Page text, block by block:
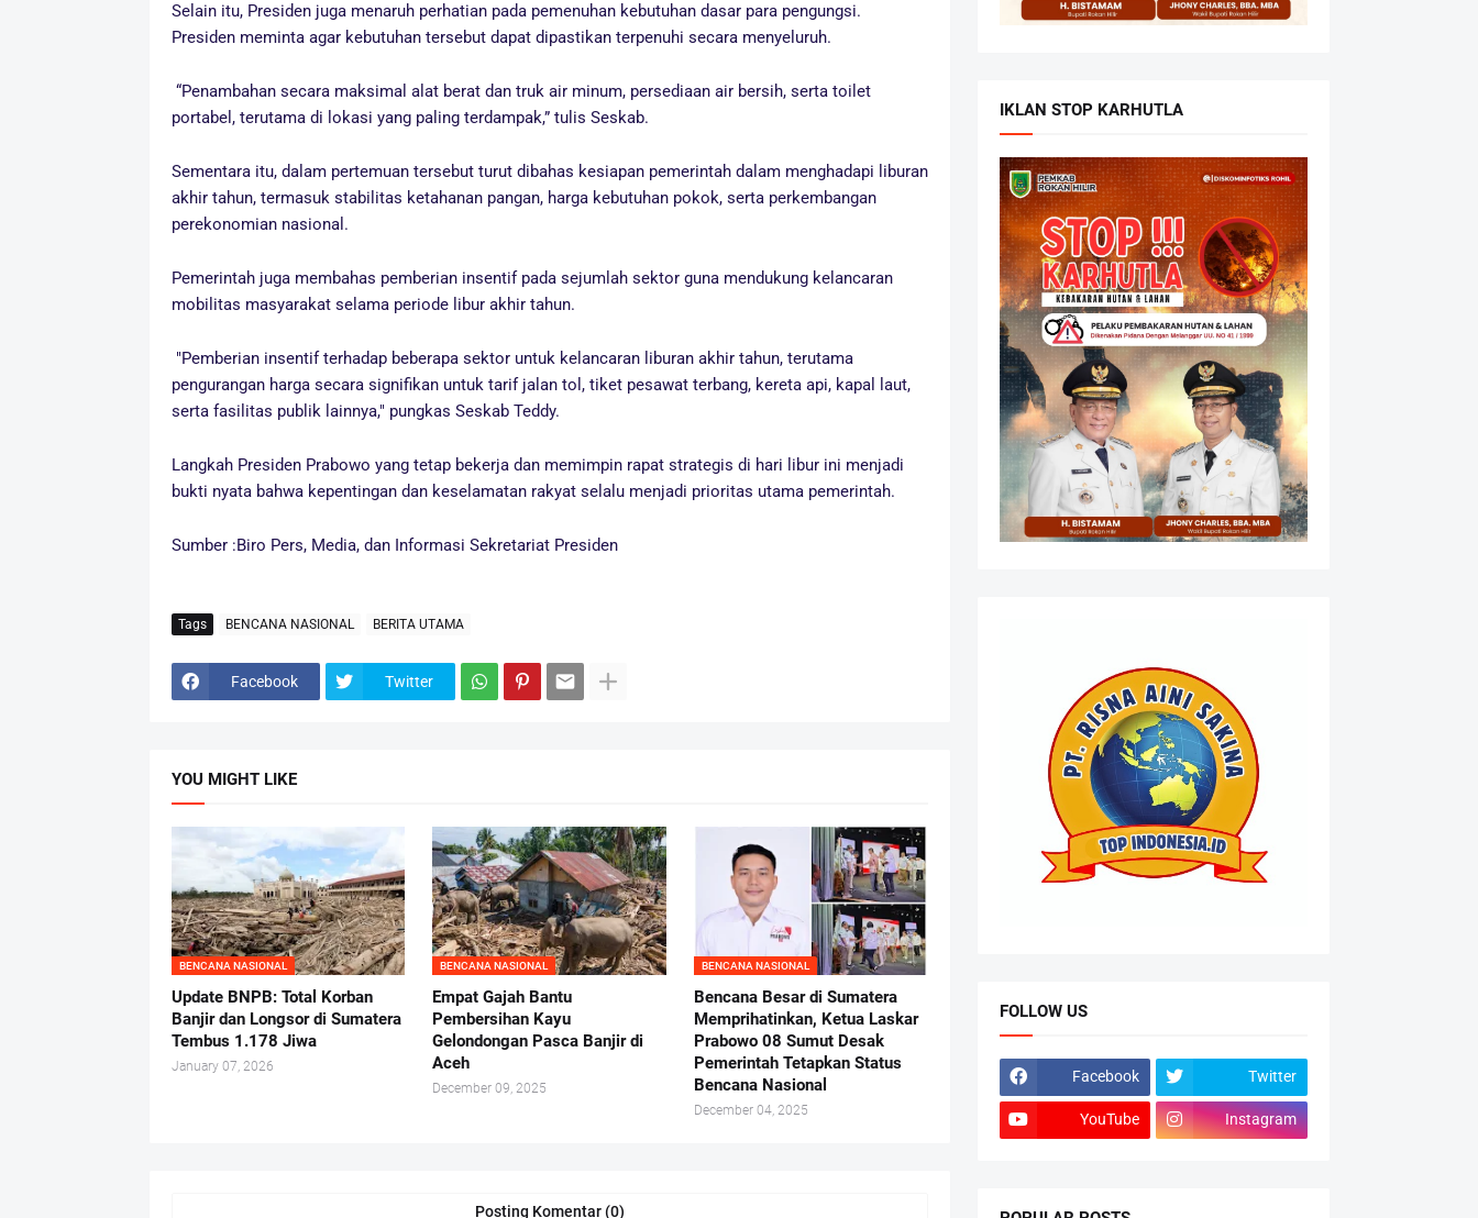
Selain itu, Presiden juga menaruh perhatian pada pemenuhan kebutuhan dasar para pengungsi.
Presiden meminta agar kebutuhan tersebut dapat dipastikan terpenuhi secara menyeluruh.
“Penambahan secara maksimal alat berat dan truk air minum, persediaan air bersih, serta toilet
portabel, terutama di lokasi yang paling terdampak,” tulis Seskab.
Sementara itu, dalam pertemuan tersebut turut dibahas kesiapan pemerintah dalam menghadapi liburan
akhir tahun, termasuk stabilitas ketahanan pangan, harga kebutuhan pokok, serta perkembangan
perekonomian nasional.
Pemerintah juga membahas pemberian insentif pada sejumlah sektor guna mendukung kelancaran
mobilitas masyarakat selama periode libur akhir tahun.
"Pemberian insentif terhadap beberapa sektor untuk kelancaran liburan akhir tahun, terutama
pengurangan harga secara signifikan untuk tarif jalan tol, tiket pesawat terbang, kereta api, kapal laut,
serta fasilitas publik lainnya," pungkas Seskab Teddy.
Langkah Presiden Prabowo yang tetap bekerja dan memimpin rapat strategis di hari libur ini menjadi
bukti nyata bahwa kepentingan dan keselamatan rakyat selalu menjadi prioritas utama pemerintah.
Sumber :Biro Pers, Media, dan Informasi Sekretariat Presiden
Tags BENCANA NASIONAL BERITA UTAMA
Facebook Twitter
YOU MIGHT LIKE
BENCANA NASIONAL
Update BNPB: Total Korban
Banjir dan Longsor di Sumatera
Tembus 1.178 Jiwa
January 07, 2026
BENCANA NASIONAL
Empat Gajah Bantu
Pembersihan Kayu
Gelondongan Pasca Banjir di
Aceh
December 09, 2025
BENCANA NASIONAL
Bencana Besar di Sumatera
Memprihatinkan, Ketua Laskar
Prabowo 08 Sumut Desak
Pemerintah Tetapkan Status
Bencana Nasional
December 04, 2025
Posting Komentar (0)
IKLAN STOP KARHUTLA
FOLLOW US
Facebook Twitter
YouTube Instagram